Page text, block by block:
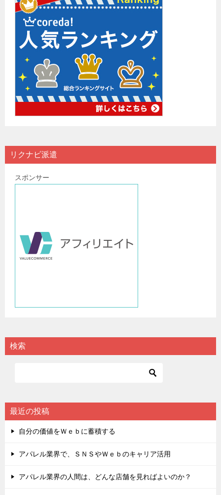
リクナビ派遣
スポンサー
検索
最近の投稿
自分の価値をＷｅｂに蓄積する
アパレル業界で、ＳＮＳやＷｅｂのキャリア活用
アパレル業界の人間は、どんな店舗を見ればよいのか？